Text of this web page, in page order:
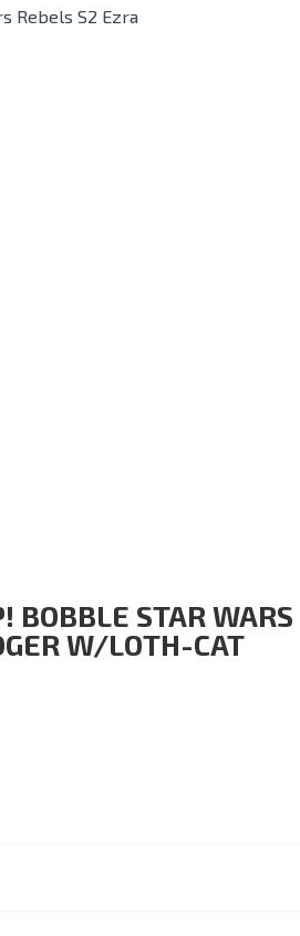
STAR WARS
W/LOTH-CAT